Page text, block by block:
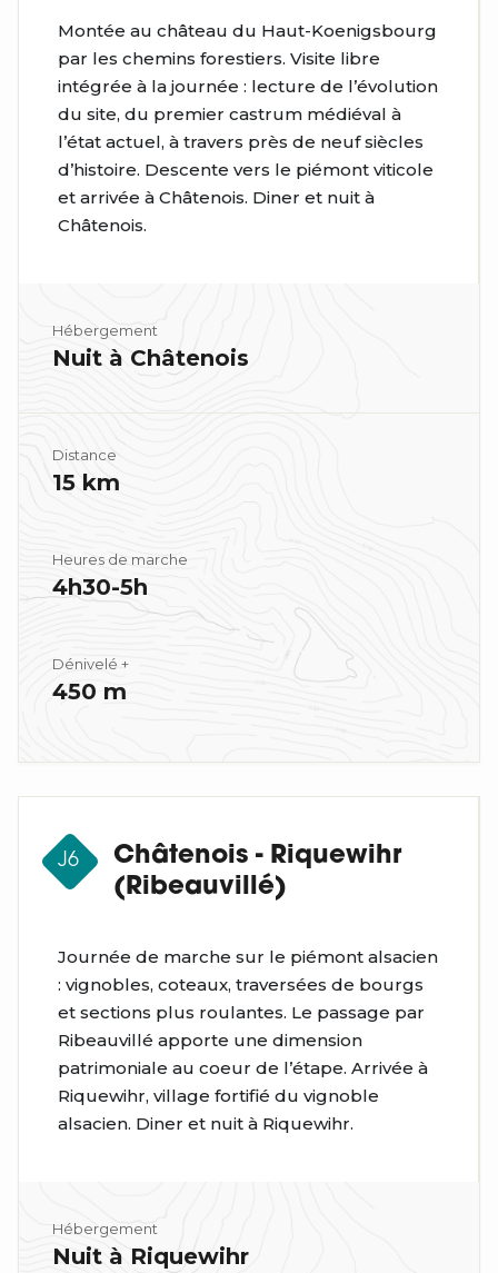
Montée au château du Haut-Koenigsbourg
par les chemins forestiers. Visite libre
intégrée à la journée : lecture de l’évolution
du site, du premier castrum médiéval à
l’état actuel, à travers près de neuf siècles
d’histoire. Descente vers le piémont viticole
et arrivée à Châtenois. Diner et nuit à
Châtenois.
Hébergement
Nuit à Châtenois
Distance
15 km
Heures de marche
4h30-5h
Dénivelé +
450 m
J6
Châtenois - Riquewihr
(Ribeauvillé)
Journée de marche sur le piémont alsacien
: vignobles, coteaux, traversées de bourgs
et sections plus roulantes. Le passage par
Ribeauvillé apporte une dimension
patrimoniale au coeur de l’étape. Arrivée à
Riquewihr, village fortifié du vignoble
alsacien. Diner et nuit à Riquewihr.
Hébergement
Nuit à Riquewihr